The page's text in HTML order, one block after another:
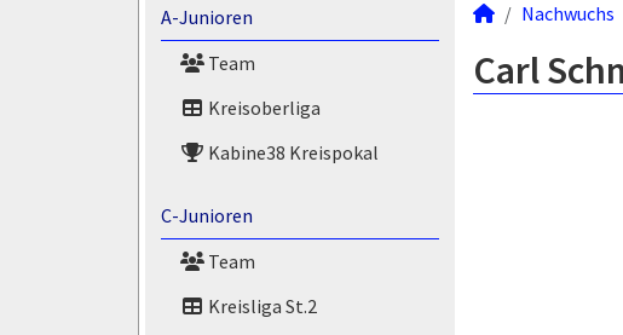
A-Junioren
Team
Kreisoberliga
Kabine38 Kreispokal
C-Junioren
Team
Kreisliga St.2
Nachwuchs
Carl